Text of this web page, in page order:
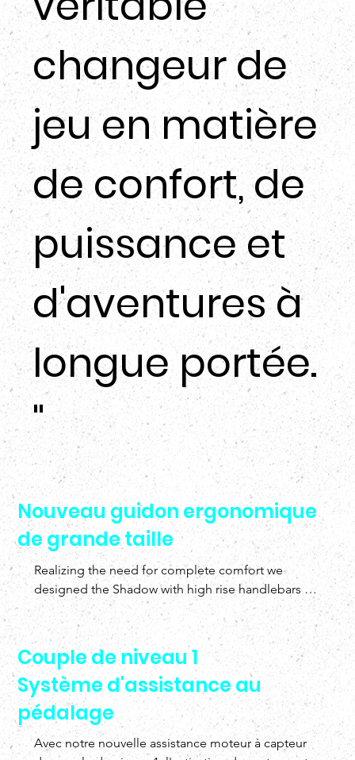
changeur de
jeu en matière
de confort, de
puissance et
d'aventures à
longue portée.
"
Couple de niveau 1
Système d'assistance au
pédalage
Avec notre nouvelle assistance moteur à capteur
Nouveau guidon ergonomique
de grande taille
Realizing the need for complete comfort we
designed the Shadow with high rise handlebars
that you can position at any angle and also wide
enough to feel comfortable and add extra
accessories easily.